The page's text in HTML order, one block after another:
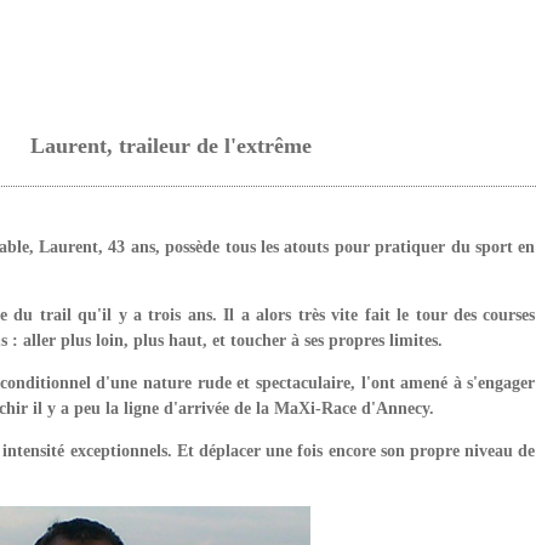
Laurent, traileur de l'extrême
Laurent, 43 ans, possède tous les atouts pour pratiquer du sport en
du trail qu'il y a trois ans. Il a alors trèsvite fait le tour des courses
: aller plus loin, plus haut, et toucher à ses propres limites.
d'une nature rude et spectaculaire, l'ont amené à s'engager
il y a peu la ligne d'arrivée de la MaXi-Race d'Annecy.
exceptionnels. Et déplacer une fois encore son propre niveau de